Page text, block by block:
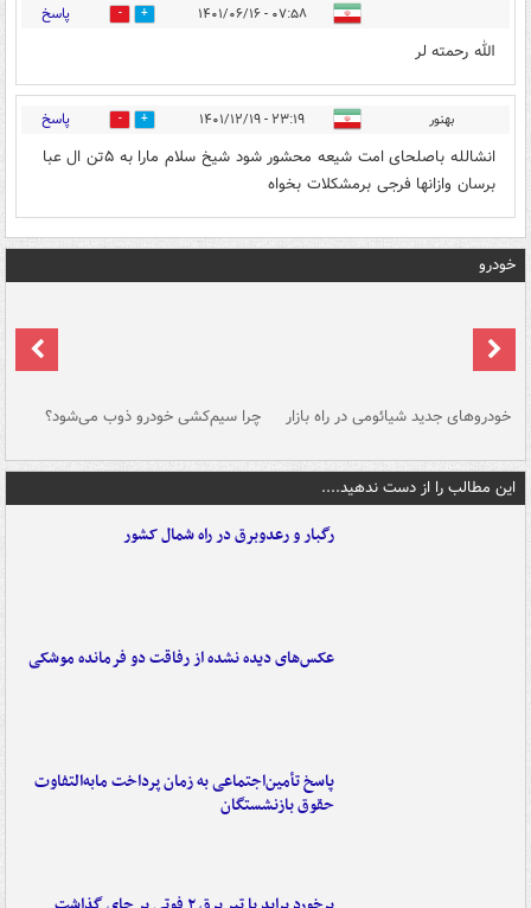
۰۷:۵۸ - ۱۴۰۱/۰۶/۱۶ 0 پاسخ
الله رحمته لر
بهنور ۲۳:۱۹ - ۱۴۰۱/۱۲/۱۹ 0 پاسخ
انشالله باصلحای امت شیعه محشور شود شیخ سلام مارا به ۵تن ال عبا
برسان وازانها فرجی برمشکلات بخواه
خودرو
خودروهای جدید شیائومی در راه بازار چرا سیم‌کشی خودرو ذوب می‌شود؟
این مطالب را از دست ندهید....
رگبار و رعدوبرق در راه شمال کشور
عکس‌های دیده نشده از رفاقت دو فرمانده‌ موشکی
پاسخ تأمین‌اجتماعی به زمان پرداخت مابه‌التفاوت
حقوق بازنشستگان